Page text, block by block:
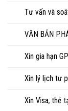
Tư vấn và
VĂN BẢN
Xin gia hạn
Xin lý lịch tư
Xin Visa, thẻ